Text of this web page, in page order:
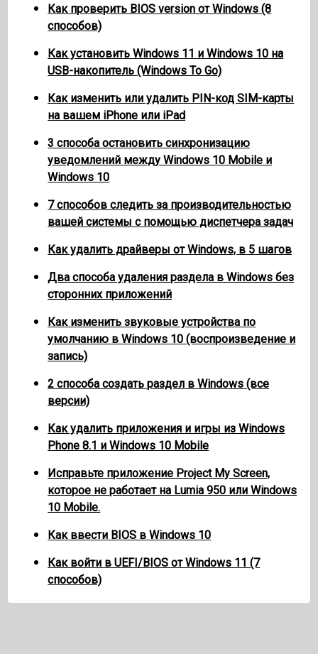
Как проверить BIOS version от Windows (8
способов)
Как установить Windows 11 и Windows 10 на
USB-накопитель (Windows To Go)
Как изменить или удалить PIN-код SIM-карты
на вашем iPhone или iPad
3 способа остановить синхронизацию
уведомлений между Windows 10 Mobile и
Windows 10
7 способов следить за производительностью
вашей системы с помощью диспетчера задач
Как удалить драйверы от Windows, в 5 шагов
Два способа удаления раздела в Windows без
сторонних приложений
Как изменить звуковые устройства по
умолчанию в Windows 10 (воспроизведение и
запись)
2 способа создать раздел в Windows (все
версии)
Как удалить приложения и игры из Windows
Phone 8.1 и Windows 10 Mobile
Исправьте приложение Project My Screen,
которое не работает на Lumia 950 или Windows
10 Mobile.
Как ввести BIOS в Windows 10
Как войти в UEFI/BIOS от Windows 11 (7
способов)